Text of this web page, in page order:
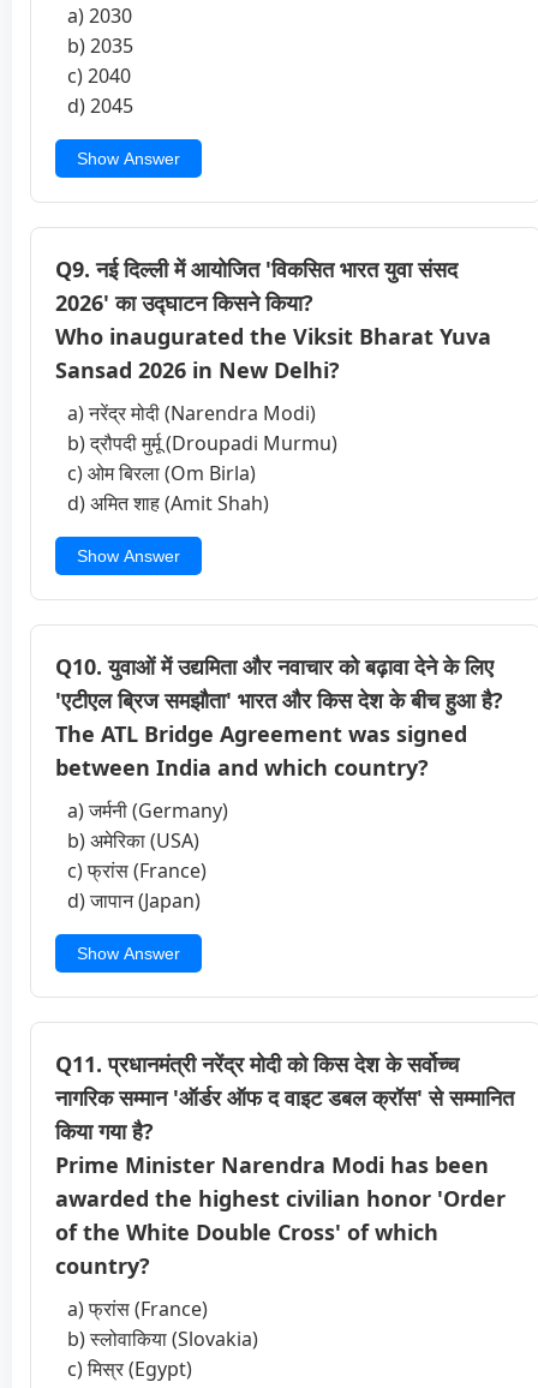
a) 2030
b) 2035
c) 2040
d) 2045
Show Answer
Q9. नई दिल्ली में आयोजित 'विकसित भारत युवा संसद
2026' का उद्घाटन किसने किया?
Who inaugurated the Viksit Bharat Yuva
Sansad 2026 in New Delhi?
a) नरेंद्र मोदी (Narendra Modi)
b) द्रौपदी मुर्मू (Droupadi Murmu)
c) ओम बिरला (Om Birla)
d) अमित शाह (Amit Shah)
Show Answer
Q10. युवाओं में उद्यमिता और नवाचार को बढ़ावा देने के लिए
'एटीएल ब्रिज समझौता' भारत और किस देश के बीच हुआ है?
The ATL Bridge Agreement was signed
between India and which country?
a) जर्मनी (Germany)
b) अमेरिका (USA)
c) फ्रांस (France)
d) जापान (Japan)
Show Answer
Q11. प्रधानमंत्री नरेंद्र मोदी को किस देश के सर्वोच्च
नागरिक सम्मान 'ऑर्डर ऑफ द वाइट डबल क्रॉस' से सम्मानित
किया गया है?
Prime Minister Narendra Modi has been
awarded the highest civilian honor 'Order
of the White Double Cross' of which
country?
a) फ्रांस (France)
b) स्लोवाकिया (Slovakia)
c) मिस्र (Egypt)